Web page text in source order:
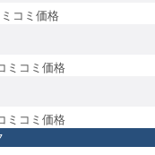
コミ価格
ミコミ価格
ミコミ価格